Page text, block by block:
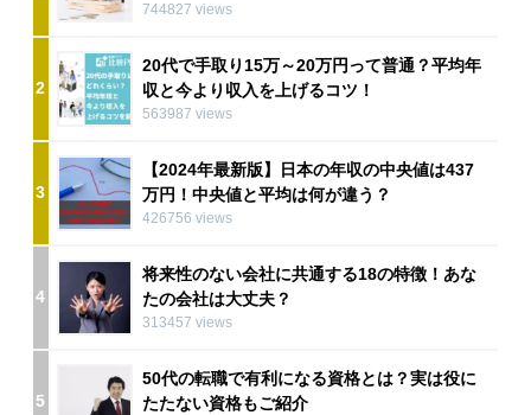
744827 views
2
20代で手取り15万～20万円って普通？平均年
収と今より収入を上げるコツ！
563987 views
3
【2024年最新版】日本の年収の中央値は437
万円！中央値と平均は何が違う？
426756 views
4
将来性のない会社に共通する18の特徴！あな
たの会社は大丈夫？
313457 views
5
50代の転職で有利になる資格とは？実は役に
たたない資格もご紹介